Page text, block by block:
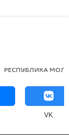
РЕСПУБЛИКА
VK